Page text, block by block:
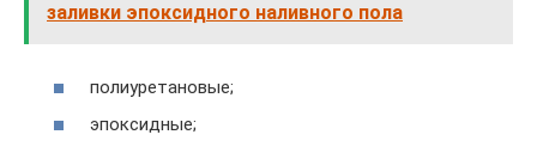
заливки эпоксидного наливного пола
полиуретановые;
эпоксидные;